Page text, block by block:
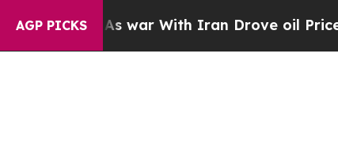
AGP PICKS
As war With Iran Drove oil Prices Higher,